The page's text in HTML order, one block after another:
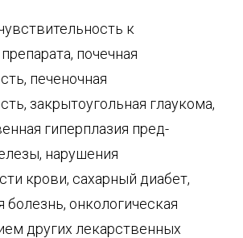
к
почечная
пече­ночная
закрытоугольная глаукома,
гиперплазия пред­
нарушения
крови, сахарный диабет,
бо­лезнь, онкологическая
других лекарственных